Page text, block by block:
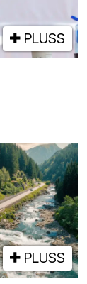
PLUSS
PLUSS